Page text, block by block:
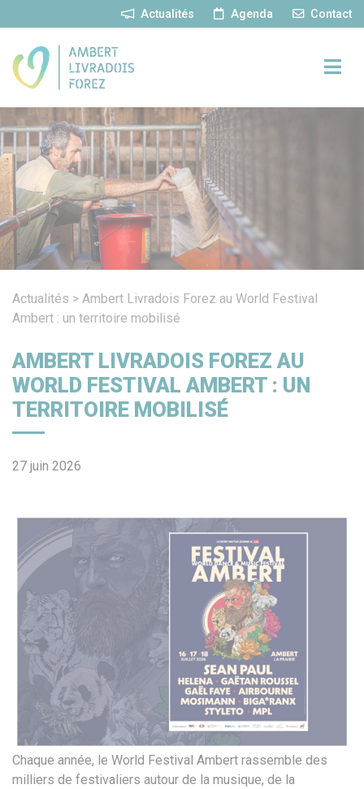
Actualités Agenda Contact
Actualités > Ambert Livradois Forez au World Festival
Ambert : un territoire mobilisé
AMBERT LIVRADOIS FOREZ AU
WORLD FESTIVAL AMBERT : UN
TERRITOIRE MOBILISÉ
27 juin 2026
Chaque année, le World Festival Ambert rassemble des
milliers de festivaliers autour de la musique, de la
Panneau de gestion des cookies